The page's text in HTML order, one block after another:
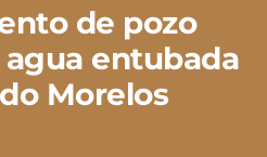
de pozo
entubada
Morelos